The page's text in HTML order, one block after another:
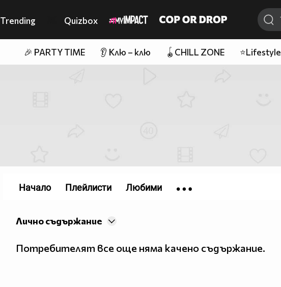
Trending Quizbox
🎉 PARTY TIME 👂 Клю – клю 🪀CHILL ZONE ⭐Lifestyle
Лично съдържание
Потребителят все още няма качено съдържание.
Начало Плейлисти Любими